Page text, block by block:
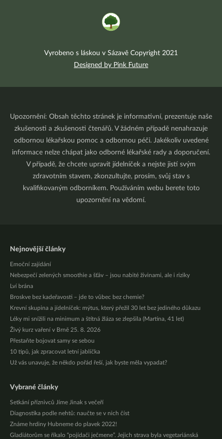
Vyrobeno s láskou v Sázavě Copyright 2021
Designed by Pink Future
Upozornění: Obsah těchto stránek je informativní, prezentuje naše
zkušenosti a zkušenosti čtenářů. V žádném případě nenahrazuje
odbornou lékařskou pomoc a odbornou péči. Jakékoliv uvedené
informace nelze chápat jako odborné lékařské rady a doporučení.
V případě, že chcete upravit jídelníček a nejste jistí svým
zdravotním stavem, zkonzultujte, prosím, svůj stav s
kvalifikovaným odborníkem. Používáním webu berete toto
upozornění na vědomí.
Nejnovější články
Emoční zajídání
Nebezpečí zelených smoothie a šťáv – jsou nabité živinami, ale i riziky
Lví brána
Broskve bez kadeřavosti – jde to vůbec bez chemie?
Krevní skupina a jídelníček: mýtus, který přežil 30 let bez jediného důkazu
Léky mi snížili na minimum a štítná žláza se zlepšila (Martina, 41 let)
Živý kurz vaření v Brně 25. 8. 2026
Přestaňte bojovat samy se sebou
10 tipů, jak zpracovat letní jablíčka
Už vás unavuje, že někdo pořád řeší, jak byste měla vypadat?
Vybrané články
Setkání příznivců Jíme Jinak s večeří
Diagnostika podle nehtů: naučte se v nich číst
Známe hrdiny Hubneme do plavek 2022!
Gladiátorům se říkalo “pojídači ječmene”. Jejich strava byla vegetariánská